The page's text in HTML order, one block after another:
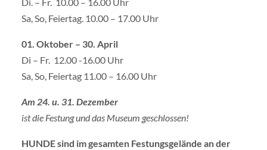
Sa, So, Feiertag. 10.00 – 17.00 Uhr
01. Oktober – 30. April
Di – Fr. 12.00 -16.00 Uhr
Sa, So, Feiertag 11.00 – 16.00 Uhr
Am 24. u. 31. Dezember
ist die Festung unddas Museum geschlossen!
HUNDE sind im gesamten Festungsgelände an der